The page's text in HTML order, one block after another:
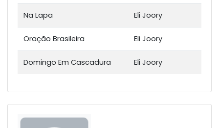
Na Lapa Eli Joory
Oração Brasileira Eli Joory
Domingo Em Cascadura Eli Joory